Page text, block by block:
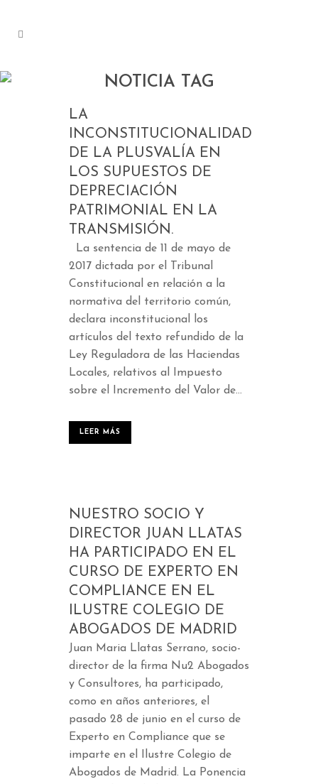
NOTICIA TAG
LA
INCONSTITUCIONALIDAD
DE LA PLUSVALÍA EN
LOS SUPUESTOS DE
DEPRECIACIÓN
PATRIMONIAL EN LA
TRANSMISIÓN.
La sentencia de 11 de mayo de
2017 dictada por el Tribunal
Constitucional en relación a la
normativa del territorio común,
declara inconstitucional los
artículos del texto refundido de la
Ley Reguladora de las Haciendas
Locales, relativos al Impuesto
sobre el Incremento del Valor de...
LEER MÁS
NUESTRO SOCIO Y
DIRECTOR JUAN LLATAS
HA PARTICIPADO EN EL
CURSO DE EXPERTO EN
COMPLIANCE EN EL
ILUSTRE COLEGIO DE
ABOGADOS DE MADRID
Juan Maria Llatas Serrano, socio-
director de la firma Nu2 Abogados
y Consultores, ha participado,
como en años anteriores, el
pasado 28 de junio en el curso de
Experto en Compliance que se
imparte en el Ilustre Colegio de
Abogados de Madrid. La Ponencia